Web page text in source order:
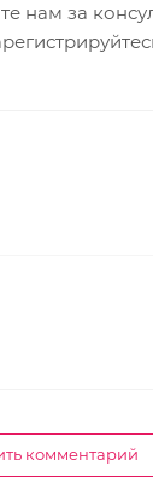
нам за
комментарий